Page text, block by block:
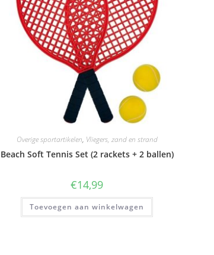
Overige sportartikelen, Vliegers, zand en strand
Beach Soft Tennis Set (2 rackets + 2 ballen)
€14,99
Toevoegen aan winkelwagen